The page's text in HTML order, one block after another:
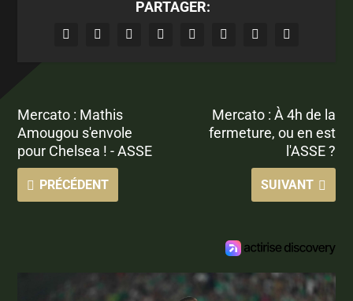
PARTAGER:
Mercato : Mathis
Amougou s'envole
pour Chelsea ! - ASSE
PRÉCÉDENT
Mercato : À 4h de la
fermeture, ou en est
l'ASSE ?
SUIVANT